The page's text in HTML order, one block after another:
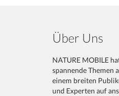
Über Uns
NATURE MOBILE
spannende Themen
einem breiten
und Experten auf